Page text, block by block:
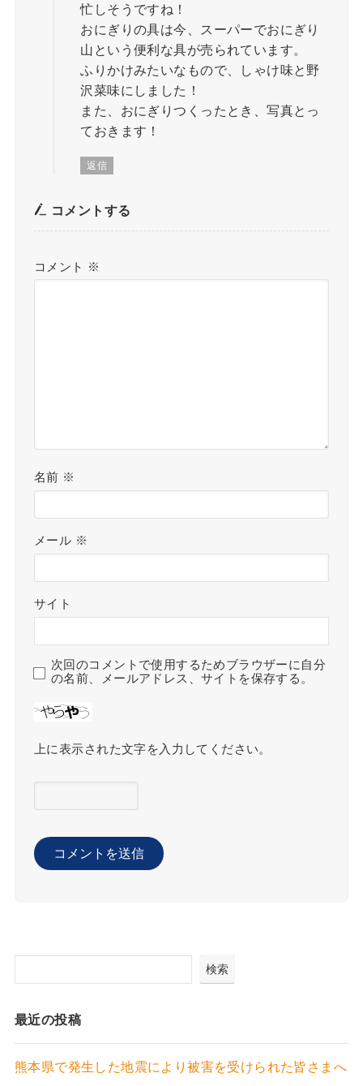
忙しそうですね！
おにぎりの具は今、スーパーでおにぎり
山という便利な具が売られています。
ふりかけみたいなもので、しゃけ味と野
沢菜味にしました！
また、おにぎりつくったとき、写真とっ
ておきます！
返信
コメントする
コメント ※
名前 ※
メール ※
サイト
次回のコメントで使用するためブラウザーに自分
の名前、メールアドレス、サイトを保存する。
上に表示された文字を入力してください。
検索
最近の投稿
熊本県で発生した地震により被害を受けられた皆さまへ